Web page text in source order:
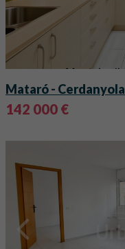
Mataró- Cerdanyola
142 000 €